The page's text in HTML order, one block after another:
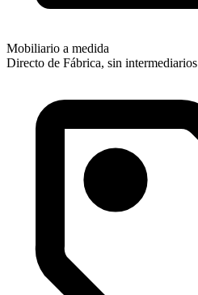
Mobiliario a medida
Directo de Fábrica, sin intermediarios